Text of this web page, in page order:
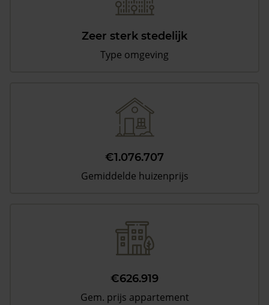
Zeer sterk stedelijk
Type omgeving
€1.076.707
Gemiddelde huizenprijs
€626.919
Gem. prijs appartement